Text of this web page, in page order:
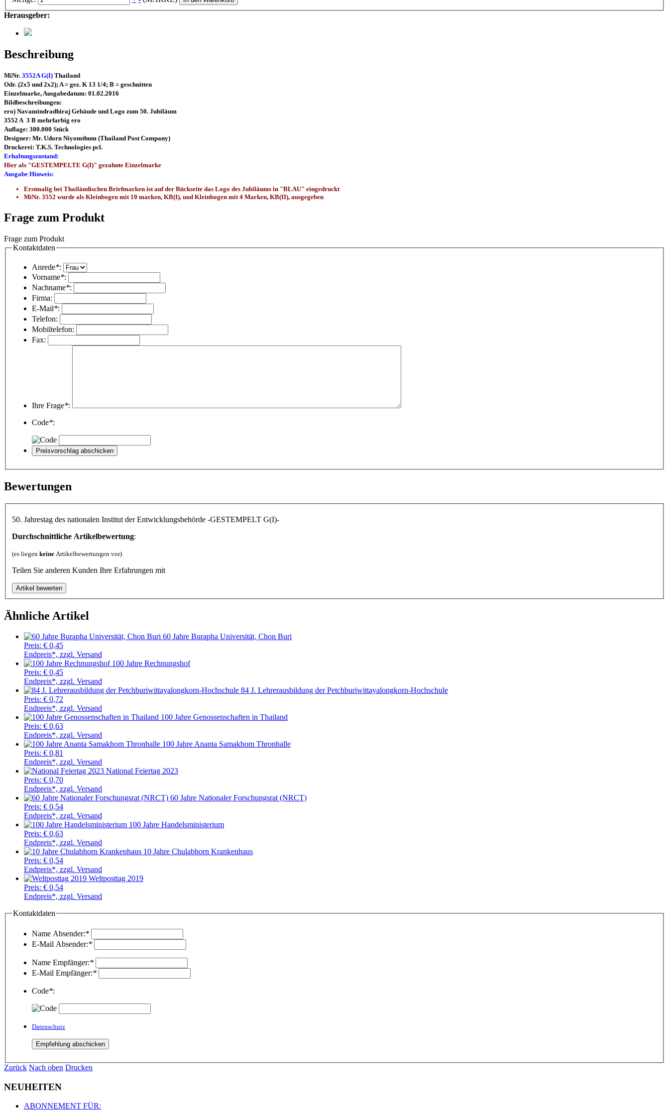
Herausgeber:
Beschreibung
MiNr. 3552A G(I) Thailand
Odr. (2x5 und 2x2); A = gez. K 13 1/4; B = geschnitten
Einzelmarke, Ausgabedatum: 01.02.2016
Bildbeschreibungen:
ero) Navamindradhiraj Gebäude und Logo zum 50. Jubiläum
3552 A 3 B mehrfarbig ero
Auflage: 300.000 Stück
Designer: Mr. Udorn Niyomthum (Thailand Post Company)
Druckerei: T.K.S. Technologies pcl.
Erhaltungszustand:
Hier als "GESTEMPELTE G(I)" gezahnte Einzelmarke
Ausgabe Hinweis:
Erstmalig bei Thailändischen Briefmarken ist auf der Rückseite das Logo des Jubiläums in "BLAU" eingedruckt
MiNr. 3552 wurde als Kleinbogen mit 10 marken, KB(I), und Kleinbogen mit 4 Marken, KB(II), ausgegeben
Frage zum Produkt
Frage zum Produkt
Kontaktdaten
Anrede*:
Vorname*:
Nachname*:
Firma:
E-Mail*:
Telefon:
Mobiltelefon:
Fax:
Ihre Frage*:
Code*:
Bewertungen
50. Jahrestag des nationalen Institut der Entwicklungsbehörde -GESTEMPELT G(I)-
Durchschnittliche Artikelbewertung:
(es liegen keine Artikelbewertungen vor)
Teilen Sie anderen Kunden Ihre Erfahrungen mit
Ähnliche Artikel
60 Jahre Burapha Universität, Chon Buri
Preis: € 0,45
Endpreis*, zzgl. Versand
100 Jahre Rechnungshof
Preis: € 0,45
Endpreis*, zzgl. Versand
84 J. Lehrerausbildung der Petchburiwittayalongkorn-Hochschule
Preis: € 0,72
Endpreis*, zzgl. Versand
100 Jahre Genossenschaften in Thailand
Preis: € 0,63
Endpreis*, zzgl. Versand
100 Jahre Ananta Samakhom Thronhalle
Preis: € 0,81
Endpreis*, zzgl. Versand
National Feiertag 2023
Preis: € 0,70
Endpreis*, zzgl. Versand
60 Jahre Nationaler Forschungsrat (NRCT)
Preis: € 0,54
Endpreis*, zzgl. Versand
100 Jahre Handelsministerium
Preis: € 0,63
Endpreis*, zzgl. Versand
10 Jahre Chulabhorn Krankenhaus
Preis: € 0,54
Endpreis*, zzgl. Versand
Weltposttag 2019
Preis: € 0,54
Endpreis*, zzgl. Versand
Kontaktdaten
Name Absender:*
E-Mail Absender:*
Name Empfänger:*
E-Mail Empfänger:*
Code*:
Datenschutz
Zurück Nach oben Drucken
NEUHEITEN
ABONNEMENT FÜR: